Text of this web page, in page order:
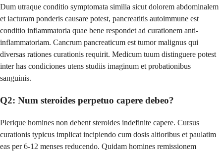
Dum utraque conditio symptomata similia sicut dolorem abdominalem
et iacturam ponderis causare potest, pancreatitis autoimmune est
conditio inflammatoria quae bene respondet ad curationem anti-
inflammatoriam. Cancrum pancreaticum est tumor malignus qui
diversas rationes curationis requirit. Medicum tuum distinguere potest
inter has condiciones utens studiis imaginum et probationibus
sanguinis.
Q2: Num steroides perpetuo capere debeo?
Plerique homines non debent steroides indefinite capere. Cursus
curationis typicus implicat incipiendo cum dosis altioribus et paulatim
eas per 6-12 menses reducendo. Quidam homines remissionem